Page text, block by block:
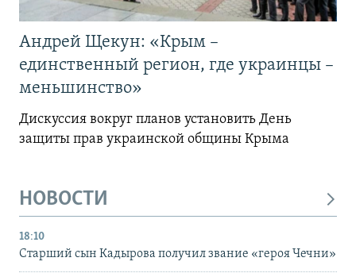
Андрей Щекун: «Крым –
единственный регион, где украинцы –
меньшинство»
Дискуссия вокруг планов установить День
защиты прав украинской общины Крыма
НОВОСТИ
18:10
Старший сын Кадырова получил звание «героя Чечни»